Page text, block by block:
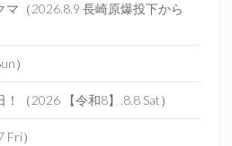
（2026.8.9 長崎原爆投下から
）
（2026 【令和8】.8.8 Sat）
）